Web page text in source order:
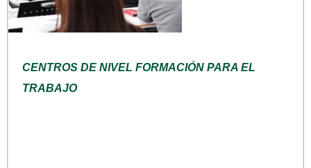
CENTROS DE NIVEL FORMACIÓN PARA EL
TRABAJO